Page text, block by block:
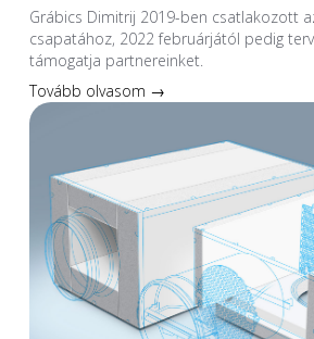
Grábics Dimitrij 2019-ben csatlakozott
csapatához, 2022 februárjától pedig
támogatja partnereinket.
Tovább olvasom →